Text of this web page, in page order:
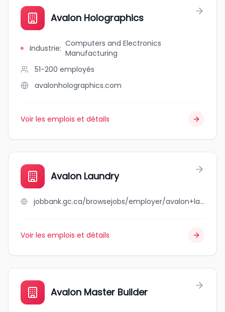
Avalon Holographics
Industrie: Computers and Electronics
Manufacturing
51-200 employés
avalonholographics.com
Voir les emplois et détails
Avalon Laundry
jobbank.gc.ca/browsejobs/employer/avalon+laundry/ca
Voir les emplois et détails
Avalon Master Builder